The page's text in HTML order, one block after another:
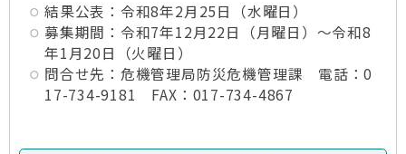
結果公表：令和8年2月25日（水曜日）
募集期間：令和7年12月22日（月曜日）～令和8
年1月20日（火曜日）
問合せ先：危機管理局防災危機管理課 電話：0
17-734-9181 FAX：017-734-4867